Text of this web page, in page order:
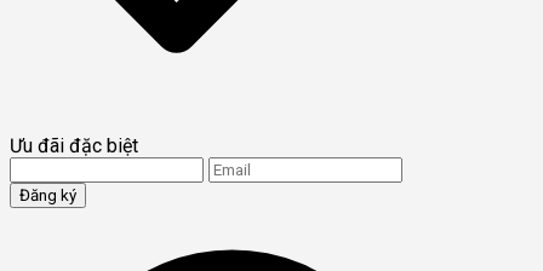
Ưu đãi đặc biệt
Đăng ký